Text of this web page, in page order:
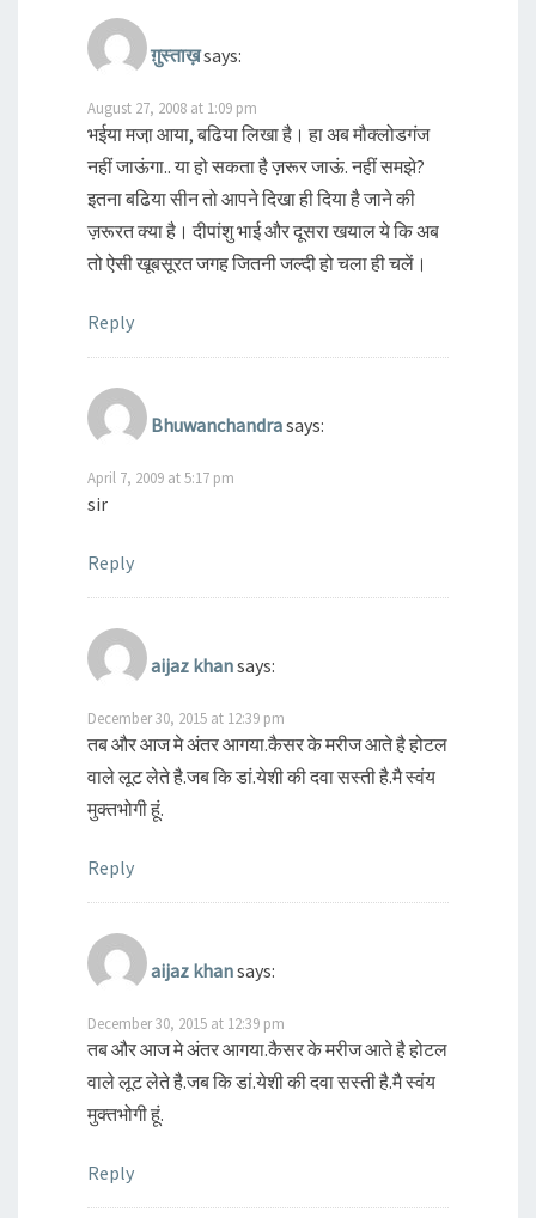
ग़ुस्ताख़says:
August 27, 2008 at 1:09 pm
भईया मजा़ आया, बढिया लिखा है। हा अब मौक्लोडगंज
नहीं जाऊंगा.. या हो सकता है ज़रूर जाऊं. नहीं समझे?
इतना बढिया सीन तो आपने दिखा ही दिया है जाने की
ज़रूरत क्या है। दीपांशु भाई और दूसरा खयाल ये कि अब
तो ऐसी खूबसूरत जगह जितनी जल्दी हो चला ही चलें।
Reply
Bhuwanchandrasays:
April 7, 2009 at 5:17 pm
sir
Reply
aijaz khansays:
December 30, 2015 at 12:39 pm
तब और आज मे अंतर आगया.कैसर के मरीज आते है होटल
वाले लूट लेते है.जब कि डां.येशी की दवा सस्ती है.मै स्वंय
मुक्तभोगी हूं.
Reply
aijaz khansays:
December 30, 2015 at 12:39 pm
तब और आज मे अंतर आगया.कैसर के मरीज आते है होटल
वाले लूट लेते है.जब कि डां.येशी की दवा सस्ती है.मै स्वंय
मुक्तभोगी हूं.
Reply